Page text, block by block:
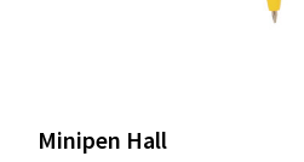
Minipen Hall